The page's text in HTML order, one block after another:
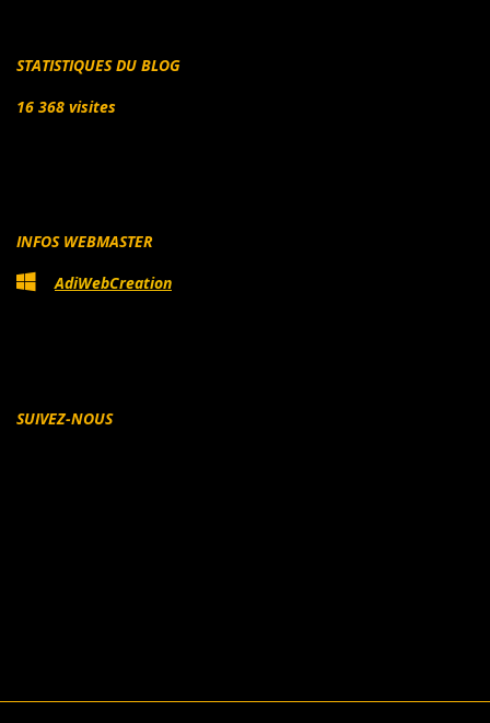
STATISTIQUES DU BLOG
16 368 visites
INFOS WEBMASTER
AdiWebCreation
SUIVEZ-NOUS